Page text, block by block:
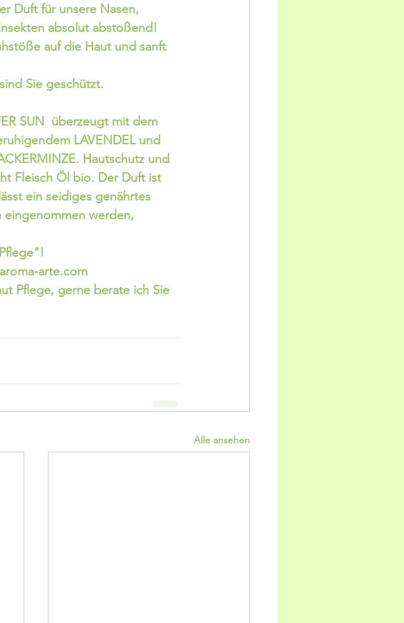
Duft für unsere Nasen,
absolut abstoßend!
auf die Haut und sanft
Sie geschützt.
SUN  überzeugt mit dem
LAVENDEL und
Hautschutz und
Fleisch Öl bio. Der Duft ist
ein seidiges genährtes
werden,
arte.com
Pflege, gerne berate ich Sie
Alle ansehen